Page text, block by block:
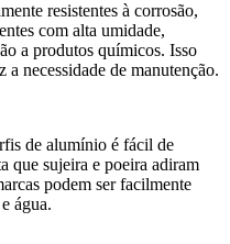
resistentes à corrosão,
com alta umidade,
a produtos químicos. Isso
necessidade de manutenção.
de alumínio é fácil de
que sujeira e poeira adiram
podem ser facilmente
água.